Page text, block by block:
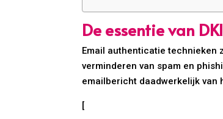
De essentie van
Email authenticatie technieken
verminderen van spam en
emailbericht daadwerkelijk van
[